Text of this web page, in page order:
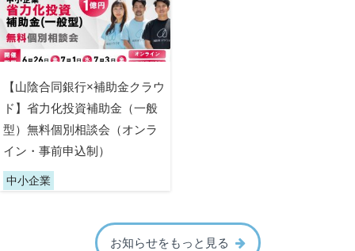
【山陰合同銀行×補助金クラウ
ド】省力化投資補助金（一般
型）無料個別相談会（オンラ
イン・事前申込制）
中小企業
お知らせをもっと見る